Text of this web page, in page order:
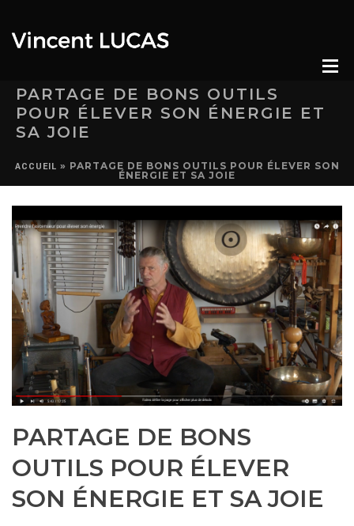
PARTAGE DE BONS OUTILS
POUR ÉLEVER SON ÉNERGIE ET
SA JOIE
ACCUEIL » PARTAGE DE BONS OUTILS POUR ÉLEVER SON
ÉNERGIE ET SA JOIE
PARTAGE DE BONS
OUTILS POUR ÉLEVER
SON ÉNERGIE ET SA JOIE